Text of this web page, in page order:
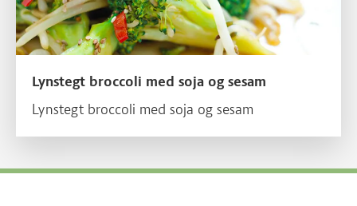
Lynstegt broccoli med soja og sesam
Lynstegt broccoli med soja og sesam